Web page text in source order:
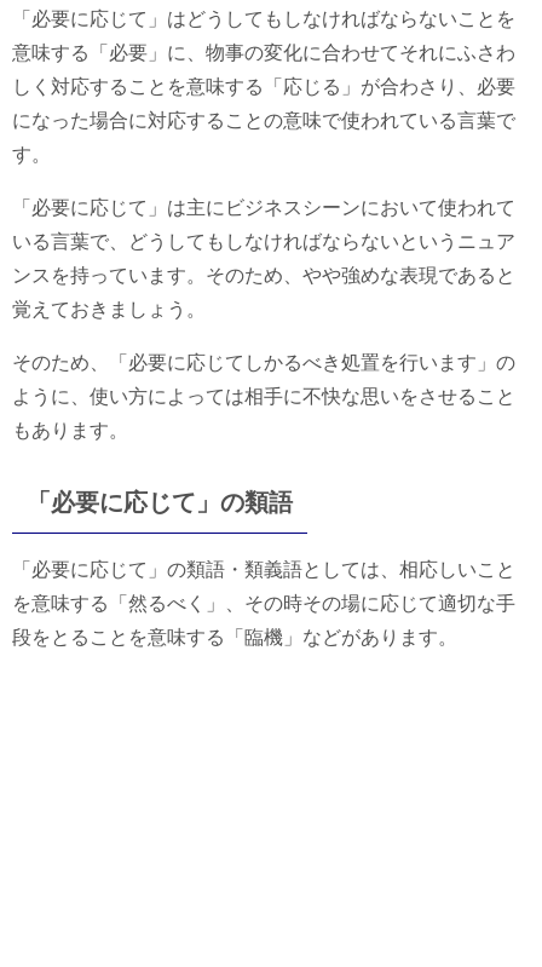
「必要に応じて」はどうしてもしなければならないことを
意味する「必要」に、物事の変化に合わせてそれにふさわ
しく対応することを意味する「応じる」が合わさり、必要
になった場合に対応することの意味で使われている言葉で
す。
「必要に応じて」は主にビジネスシーンにおいて使われて
いる言葉で、どうしてもしなければならないというニュア
ンスを持っています。そのため、やや強めな表現であると
覚えておきましょう。
そのため、「必要に応じてしかるべき処置を行います」の
ように、使い方によっては相手に不快な思いをさせること
もあります。
「必要に応じて」の類語
「必要に応じて」の類語・類義語としては、相応しいこと
を意味する「然るべく」、その時その場に応じて適切な手
段をとることを意味する「臨機」などがあります。